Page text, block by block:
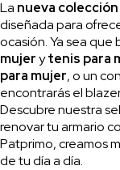
La nueva
diseñada para
ocasión. Ya sea que
mujerytenis para
para mujer, o un
encontrarás el
Descubre nuestra
renovar tu armario
Patprimo, creamos
de tu día a día.